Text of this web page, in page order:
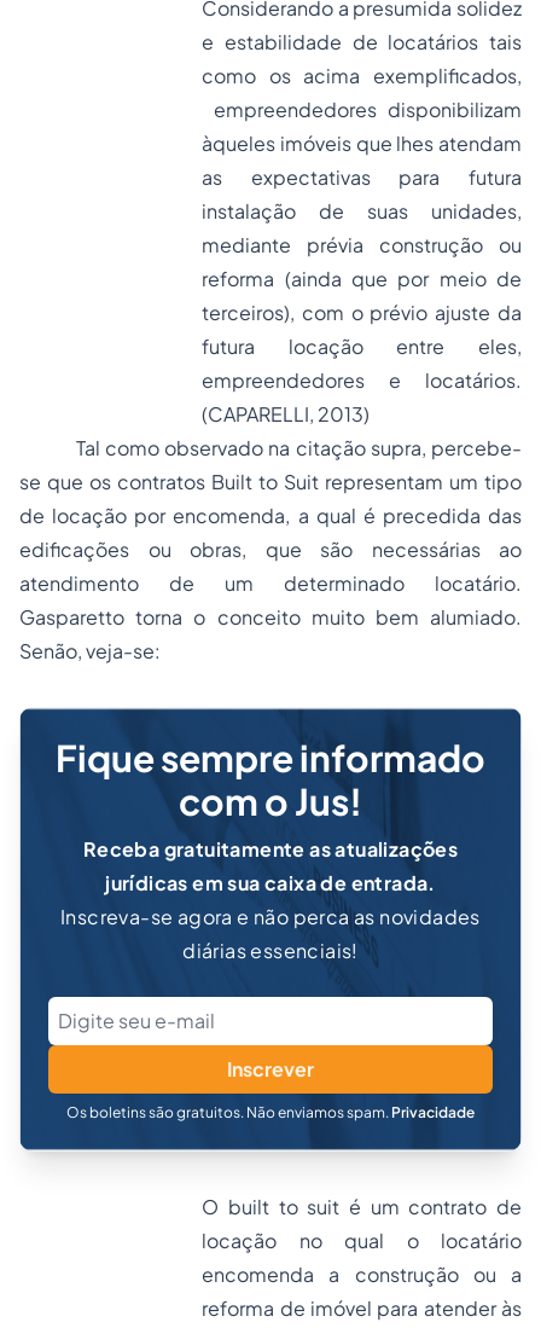
Considerando a presumida solidez
e estabilidade de locatários tais
como os acima exemplificados,
empreendedores disponibilizam
àqueles imóveis que lhes atendam
as expectativas para futura
instalação de suas unidades,
mediante prévia construção ou
reforma (ainda que por meio de
terceiros), com o prévio ajuste da
futura locação entre eles,
empreendedores e locatários.
(CAPARELLI, 2013)
Tal como observado na citação supra, percebe-
se que os contratos Built to Suit representam um tipo
de locação por encomenda, a qual é precedida das
edificações ou obras, que são necessárias ao
atendimento de um determinado locatário.
Gasparetto torna o conceito muito bem alumiado.
Senão, veja-se:
Fique sempre informado
com o Jus!
Receba gratuitamente as atualizações
jurídicas em sua caixa de entrada.
Inscreva-se agora e não perca as novidades
diárias essenciais!
Inscrever
Os boletins são gratuitos. Não enviamos spam. Privacidade
O built to suit é um contrato de
locação no qual o locatário
encomenda a construção ou a
reforma de imóvel para atender às